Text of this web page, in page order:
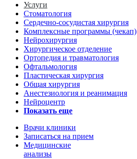
Услуги
Стоматология
Сердечно-сосудистая хирургия
Комплексные программы (чекап)
Нейрохирургия
Хирургическое отделение
Ортопедия и травматология
Офтальмология
Пластическая хирургия
Общая хирургия
Анестезиология и реанимация
Нейроцентр
Показать еще
Врачи клиники
Записаться на прием
Медицинские
анализы